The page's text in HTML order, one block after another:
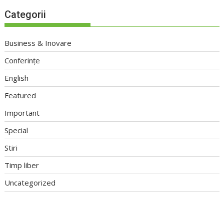
Categorii
Business & Inovare
Conferințe
English
Featured
Important
Special
Stiri
Timp liber
Uncategorized